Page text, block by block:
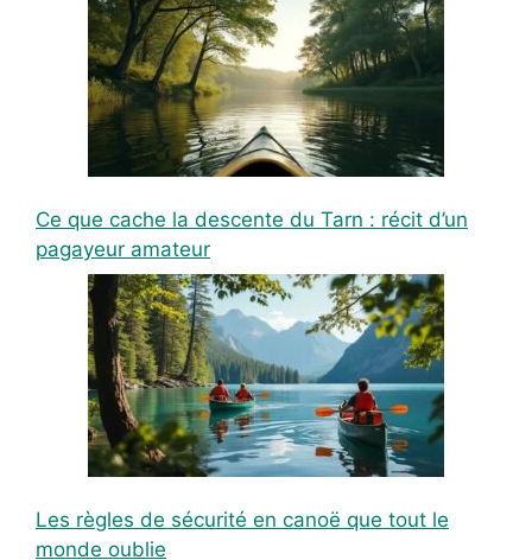
Ce que cache la descente du Tarn : récit d’un
pagayeur amateur
Les règles de sécurité en canoë que tout le
monde oublie